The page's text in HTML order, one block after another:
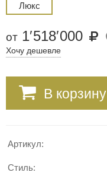
Люкс
от 1′518′000
Хочу дешевле
В корзину
Артикул:
Стиль: